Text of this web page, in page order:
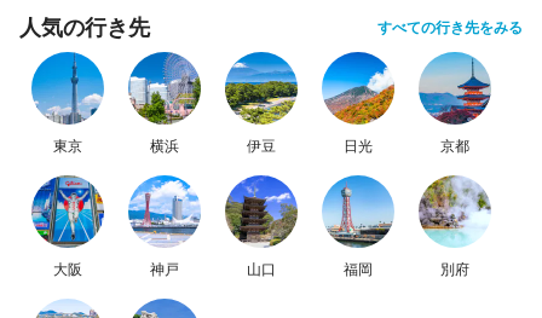
人気の行き先 すべての行き先をみる
東京 横浜 伊豆 日光 京都
大阪 神戸 山口 福岡 別府